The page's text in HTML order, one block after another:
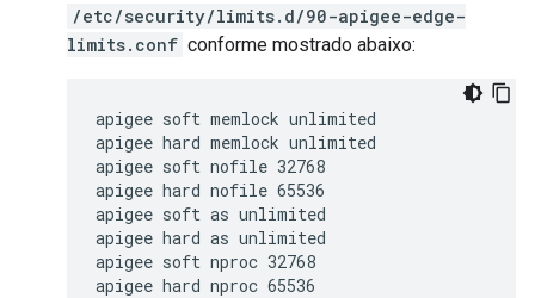
/etc/security/limits.d/90-apigee-edge-
limits.conf conforme mostrado abaixo:
apigee soft memlock unlimited
apigee hard memlock unlimited
apigee soft nofile 32768
apigee hard nofile 65536
apigee soft as unlimited
apigee hard as unlimited
apigee soft nproc 32768
apigee hard nproc 65536